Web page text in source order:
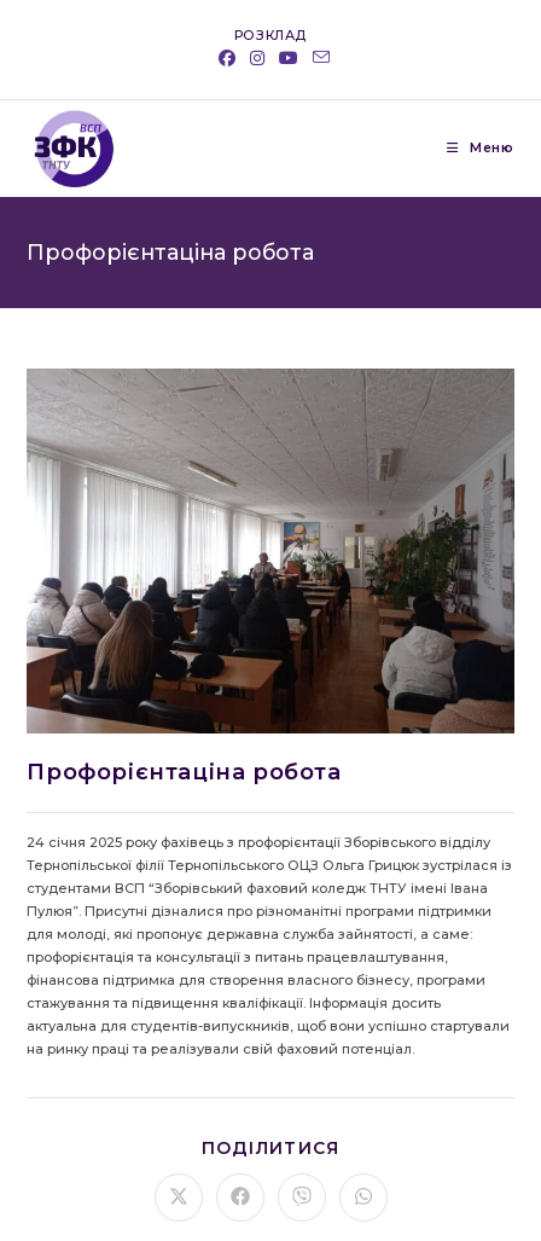
РОЗКЛАД
Меню
Профорієнтаціна робота
Профорієнтаціна робота
24 січня 2025 року фахівець з профорієнтації Зборівського відділу
Тернопільської філії Тернопільського ОЦЗ Ольга Грицюк зустрілася із
студентами ВСП “Зборівський фаховий коледж ТНТУ імені Івана
Пулюя”. Присутні дізналися про різноманітні програми підтримки
для молоді, які пропонує державна служба зайнятості, а саме:
профорієнтація та консультації з питань працевлаштування,
фінансова підтримка для створення власного бізнесу, програми
стажування та підвищення кваліфікації. Інформація досить
актуальна для студентів-випускників, щоб вони успішно стартували
на ринку праці та реалізували свій фаховий потенціал.
ПОДІЛИТИСЯ
ЦИМ
ВМІСТОМ
Відкрити
в
Відкрити
в
Відкрити
в
Відкрити
в